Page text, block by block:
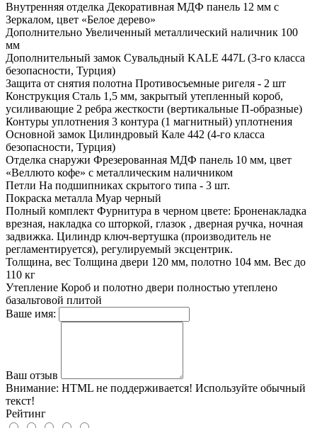
Внутренняя отделка Декоративная МДФ панель 12 мм с
Зеркалом, цвет «Белое дерево»
Дополнительно Увеличенный металлический наличник 100
мм
Дополнительный замок Сувальдный KALE 447L (3-го класса
безопасности, Турция)
Защита от снятия полотна Противосъемные ригеля - 2 шт
Конструкция Сталь 1,5 мм, закрытый утепленный короб,
усиливающие 2 ребра жесткости (вертикальные П-образные)
Контуры уплотнения 3 контура (1 магнитный) уплотнения
Основной замок Цилиндровый Кале 442 (4-го класса
безопасности, Турция)
Отделка снаружи Фрезерованная МДФ панель 10 мм, цвет
«Веллюто кофе» с металлическим наличником
Петли На подшипниках скрытого типа - 3 шт.
Покраска металла Муар черный
Полный комплект Фурнитура в черном цвете: Броненакладка
врезная, накладка со шторкой, глазок , дверная ручка, ночная
задвижка. Цилиндр ключ-вертушка (производитель не
регламентируется), регулируемый эксцентрик.
Толщина, вес Толщина двери 120 мм, полотно 104 мм. Вес до
110 кг
Утепление Короб и полотно двери полностью утеплено
базальтовой плитой
Ваше имя:
Ваш отзыв
Внимание: HTML не поддерживается! Используйте обычный
текст!
Рейтинг